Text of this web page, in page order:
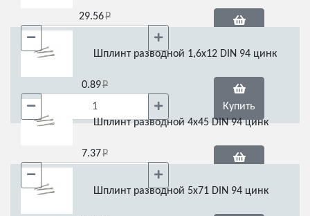
29.56
Шплинт разводной 1,6х12 DIN 94 цинк
0.89
Купить
Шплинт разводной 4х45 DIN 94 цинк
7.37
Шплинт разводной 5х71 DIN 94 цинк